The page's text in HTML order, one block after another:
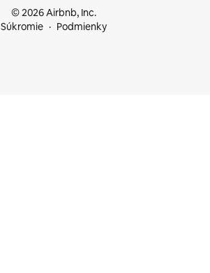
© 2026 Airbnb, Inc.
Súkromie
Podmienky